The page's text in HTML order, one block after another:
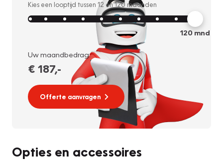
Kies een looptijd tussen 12 en120 maanden
120mnd
Uw maandbedrag:
€ 187,-
Offerte aanvragen
Opties en accessoires